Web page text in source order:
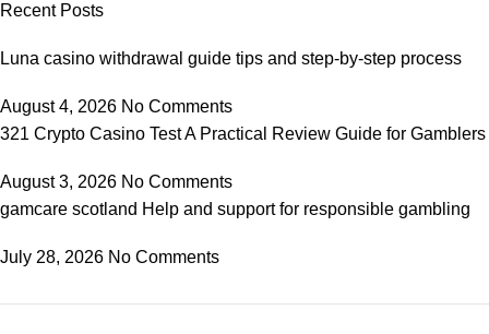
Recent Posts
Luna casino withdrawal guide tips and step-by-step process
August 4, 2026 No Comments
321 Crypto Casino Test A Practical Review Guide for Gamblers
August 3, 2026 No Comments
gamcare scotland Help and support for responsible gambling
July 28, 2026 No Comments